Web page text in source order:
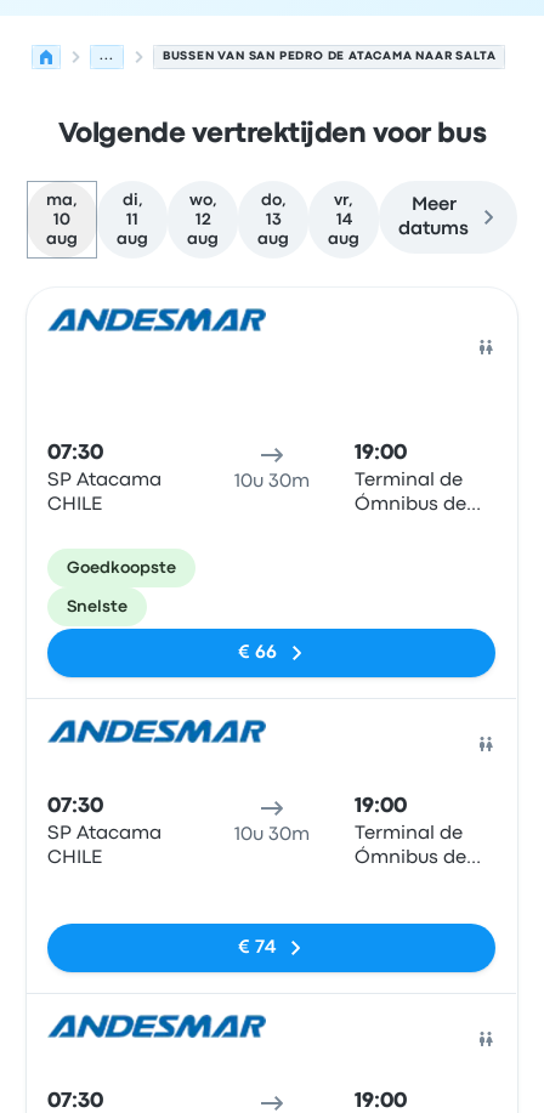
... BUSSEN VAN SAN PEDRO DE ATACAMA NAAR SALTA
Volgende vertrektijden voor bus
ma,
10
aug
di,
11
aug
wo,
12
aug
do,
13
aug
vr,
14
aug
Meer
datums
07:30
SP Atacama
CHILE
10u 30m
19:00
Terminal de
Ómnibus de
Goedkoopste
Snelste
€ 66
07:30
SP Atacama
CHILE
10u 30m
19:00
Terminal de
Ómnibus de
€ 74
07:30 19:00